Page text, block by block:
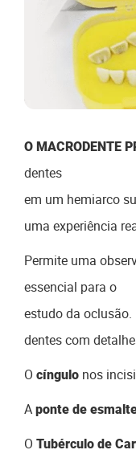
O MACRODENTE
dentes
em um hemiarco
uma experiência
Permite uma
essencial para o
estudo da oclusão.
dentes com
O cíngulo nos
A ponte de
O Tubérculo de